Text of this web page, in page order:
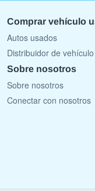
Comprar vehículo
Autos usados
Distribuidor de
Sobre nosotros
Sobre nosotros
Conectar con nosotros